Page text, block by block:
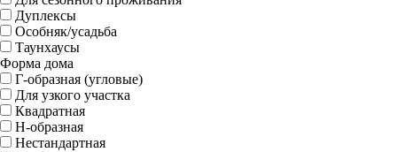
Дуплексы
Особняк/усадьба
Таунхаусы
Форма дома
Г-образная (угловые)
Для узкого участка
Квадратная
Н-образная
Нестандартная